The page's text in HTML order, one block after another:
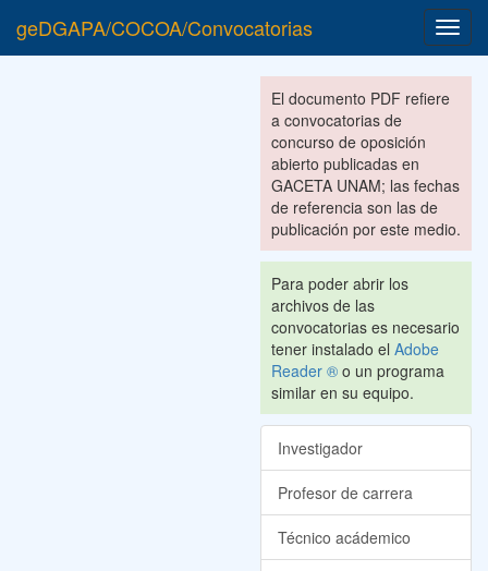
geDGAPA/COCOA/Convocatorias
El documento PDF refiere
a convocatorias de
concurso de oposición
abierto publicadas en
GACETA UNAM; las fechas
de referencia son las de
publicación por este medio.
Para poder abrir los
archivos de las
convocatorias es necesario
tener instalado el Adobe
Reader ® o un programa
similar en su equipo.
Investigador
Profesor de carrera
Técnico acádemico